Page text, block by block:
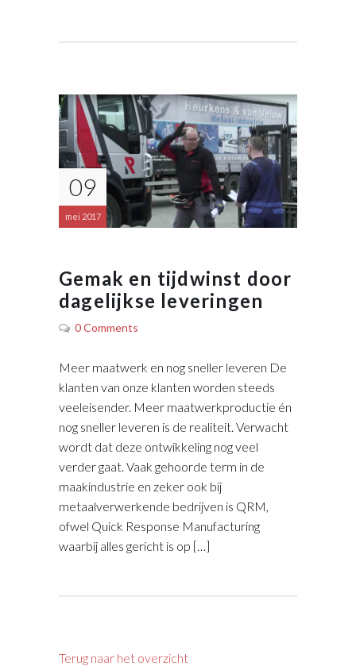
09
mei 2017
Gemak en tijdwinst door
dagelijkse leveringen
0 Comments
Meer maatwerk en nog sneller leveren De
klanten van onze klanten worden steeds
veeleisender. Meer maatwerkproductie én
nog sneller leveren is de realiteit. Verwacht
wordt dat deze ontwikkeling nog veel
verder gaat. Vaak gehoorde term in de
maakindustrie en zeker ook bij
metaalverwerkende bedrijven is QRM,
ofwel Quick Response Manufacturing
waarbij alles gericht is op […]
Terug naar het overzicht